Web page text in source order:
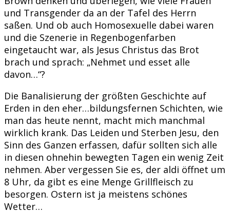
und Transgender da an der Tafel des Herrn
saßen. Und ob auch Homosexuelle dabei waren
und die Szenerie in Regenbogenfarben
eingetaucht war, als Jesus Christus das Brot
brach und sprach: „Nehmet und esset alle
davon…“?
Die Banalisierung der größten Geschichte auf
Erden in den eher…bildungsfernen Schichten, wie
man das heute nennt, macht mich manchmal
wirklich krank. Das Leiden und Sterben Jesu, den
Sinn des Ganzen erfassen, dafür sollten sich alle
in diesen ohnehin bewegten Tagen ein wenig Zeit
nehmen. Aber vergessen Sie es, der aldi öffnet um
8 Uhr, da gibt es eine Menge Grillfleisch zu
besorgen. Ostern ist ja meistens schönes
Wetter…